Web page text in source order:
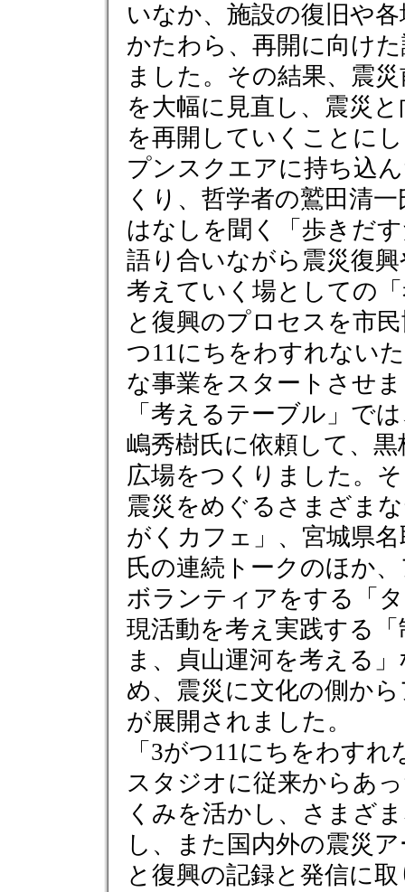
いなか、施設の復旧や
かたわら、再開に向け
ました。その結果、震
を大幅に見直し、震災
を再開していくことに
プンスクエアに持ち込
くり、哲学者の鷲田清
はなしを聞く「歩きだ
語り合いながら震災復
考えていく場としての
と復興のプロセスを市
つ11にちをわすれない
な事業をスタートさせ
「考えるテーブル」で
嶋秀樹氏に依頼して、
広場をつくりました。
震災をめぐるさまざま
がくカフェ」、宮城県
氏の連続トークのほか
ボランティアをする「
現活動を考え実践する
ま、貞山運河を考える
め、震災に文化の側か
が展開されました。
「3がつ11にちをわす
スタジオに従来からあ
くみを活かし、さまざ
し、また国内外の震災
と復興の記録と発信に